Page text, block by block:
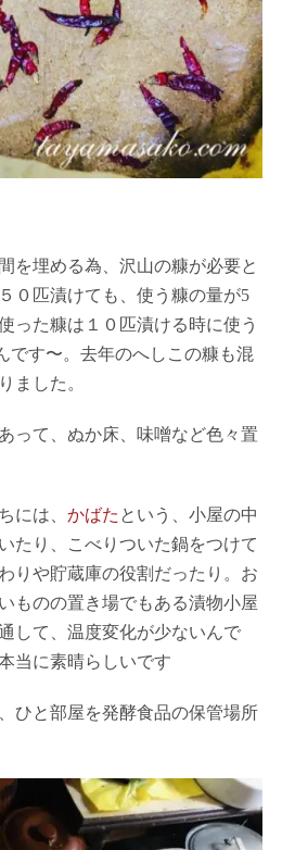
を埋める為、沢山の糠が必要と
０匹漬けても、使う糠の量が5
った糠は１０匹漬ける時に使う
です〜。去年のへしこの糠も混
ました。
って、ぬか床、味噌など色々置
には、 かばた という、小屋の中
たり、こべりついた鍋をつけて
りや貯蔵庫の役割だったり。お
ものの置き場でもある漬物小屋
して、温度変化が少ないんで
当に素晴らしいです
ひと部屋を発酵食品の保管場所